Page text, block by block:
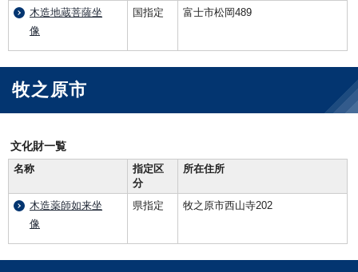
木造地蔵菩薩坐
像
国指定 富士市松岡489
牧之原市
文化財一覧
名称
指定区
分
所在住所
木造薬師如来坐
像
県指定 牧之原市西山寺202